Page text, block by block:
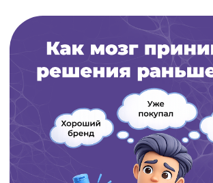
Как мозг принимает решения раньше нас?
Когда вы выбираете товар на полке или в